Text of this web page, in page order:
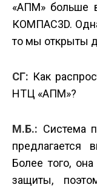
«АПМ» больше
КОМПАС­3D.
то мы открыты
СГ: Как
НТЦ «АПМ»?
М.Б.: Система
Более того,
защиты,